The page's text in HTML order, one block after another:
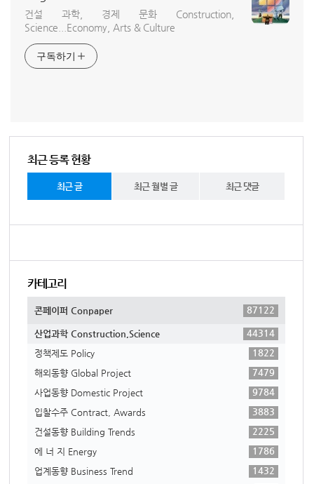
건설 과학, 경제 문화 Construction,
Science...Economy, Arts & Culture
구독하기
최근 등록 현황
최근 글 최근 월별 글 최근 댓글
카테고리
콘페이퍼 Conpaper 87122
산업과학 Construction,Science
44314
정책제도 Policy
1822
해외동향 Global Project
7479
사업동향 Domestic Project
9784
입찰수주 Contract, Awards
3883
건설동향 Building Trends
2225
에 너 지 Energy
1786
업계동향 Business Trend
1432